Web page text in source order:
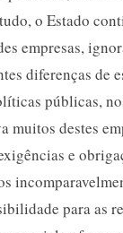
o Estado
empresas,
diferenças de
públicas,
muitos destes
e
para as